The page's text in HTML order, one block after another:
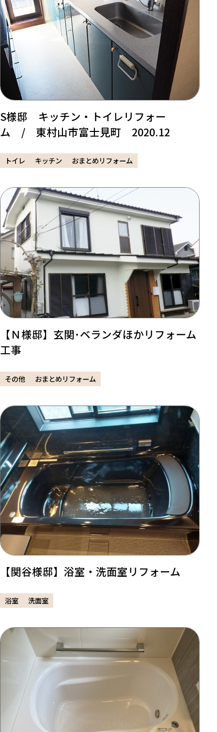
S様邸 キッチン・トイレリフォー
ム / 東村山市富士見町 2020.12
トイレ キッチン おまとめリフォーム
【Ｎ様邸】玄関･ベランダほかリフォーム
工事
その他 おまとめリフォーム
【関谷様邸】浴室・洗面室リフォーム
浴室 洗面室